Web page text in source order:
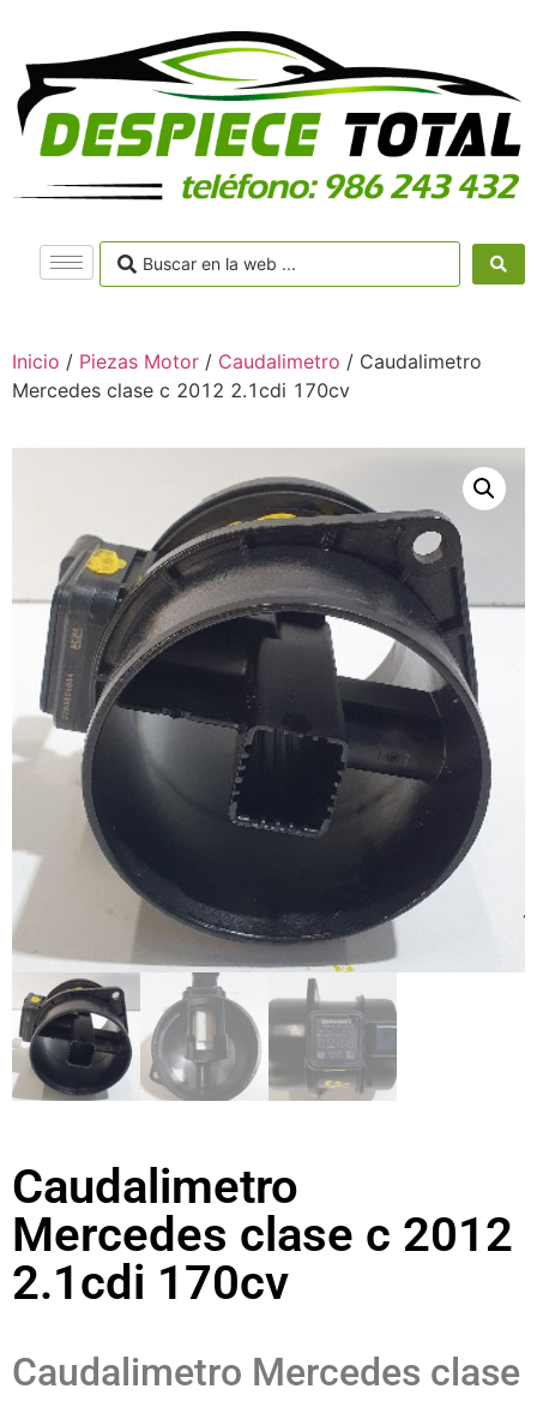
Inicio / Piezas Motor / Caudalimetro / Caudalimetro
Mercedes clase c 2012 2.1cdi 170cv
Caudalimetro
Mercedes clase c 2012
2.1cdi 170cv
Caudalimetro Mercedes clase